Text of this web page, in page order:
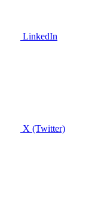
LinkedIn
X (Twitter)